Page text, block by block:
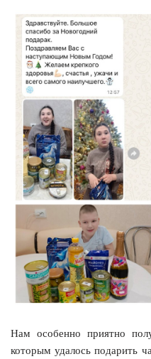
Нам особенно приятно
которым удалось подарить